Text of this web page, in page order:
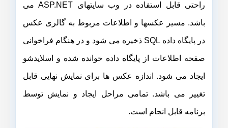
راحتی قابل استفاده در وب سایتهای ASP.NET می
باشد. مسیر عکسها و اطلاعات مربوط به گالری عکس
در پایگاه داده SQL ذخیره می شود و در هنگام فراخوانی
صفحه اطلاعات از پایگاه داده خوانده شده و اسلایدشو
ایجاد می شود. اندازه عکس ها برای نمایش نهایی قابل
تغییر می باشد. تمامی مراحل ایجاد و نمایش توسط
برنامه قابل انجام است.